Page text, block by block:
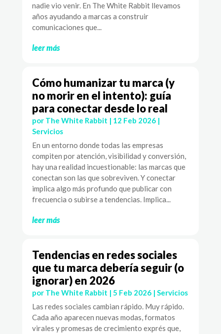
nadie vio venir. En The White Rabbit llevamos
años ayudando a marcas a construir
comunicaciones que...
leer más
Cómo humanizar tu marca (y
no morir en el intento): guía
para conectar desde lo real
por The White Rabbit | 12 Feb 2026|
Servicios
En un entorno donde todas las empresas
compiten por atención, visibilidad y conversión,
hay una realidad incuestionable: las marcas que
conectan son las que sobreviven. Y conectar
implica algo más profundo que publicar con
frecuencia o subirse a tendencias. Implica...
leer más
Tendencias en redes sociales
que tu marca debería seguir (o
ignorar) en 2026
por The White Rabbit | 5 Feb 2026| Servicios
Las redes sociales cambian rápido. Muy rápido.
Cada año aparecen nuevas modas, formatos
virales y promesas de crecimiento exprés que,